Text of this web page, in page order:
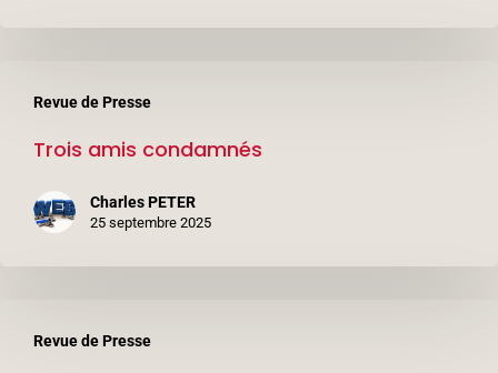
Revue de Presse
amis
condamnés
Trois amis condamnés
Charles PETER
25 septembre 2025
Revue de Presse
économiste